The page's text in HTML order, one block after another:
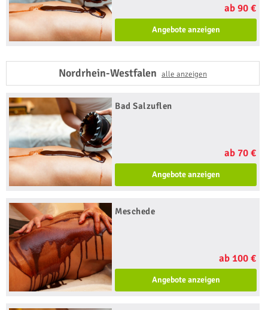
ab 90 €
Angebote anzeigen
Nordrhein-Westfalen alle anzeigen
Bad Salzuflen
ab 70 €
Angebote anzeigen
Meschede
ab 100 €
Angebote anzeigen